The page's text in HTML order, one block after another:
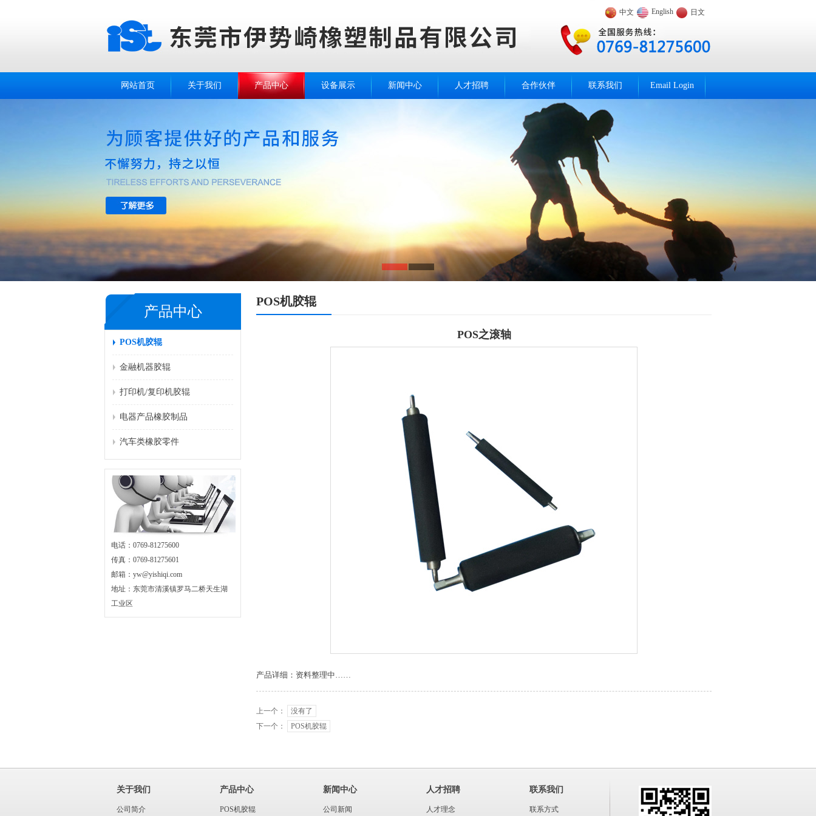
中文 English 日文
网站首页 关于我们 产品中心 设备展示 新闻中心 人才招聘 合作伙伴 联系我们 Email Login
产品中心
POS机胶辊
金融机器胶辊
打印机/复印机胶辊
电器产品橡胶制品
汽车类橡胶零件
电话：0769-81275600
传真：0769-81275601
邮箱：yw@yishiqi.com
地址：东莞市清溪镇罗马二桥天生湖
工业区
POS机胶辊
POS之滚轴
产品详细：资料整理中……
上一个：
没有了
下一个：
POS机胶辊
关于我们
公司简介
产品中心
POS机胶辊
新闻中心
公司新闻
人才招聘
人才理念
联系我们
联系方式